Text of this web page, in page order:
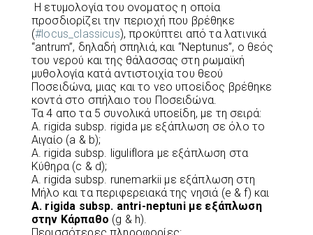
Η ετυμολογία του ονοματος η οποία
προσδιορίζει την περιοχή που βρέθηκε
(#locus_classicus), προκύπτει από τα λατινικά
“antrum”, δηλαδή σπηλιά, και “Neptunus”, ο θεός
του νερού και της θάλασσας στη ρωμαϊκή
μυθολογία κατά αντιστοιχία του θεού
Ποσειδώνα, μιας και το νεο υποείδος βρέθηκε
κοντά στο σπήλαιο του Ποσειδώνα.
Τα 4 απο τα 5 συνολικά υποείδη, με τη σειρά:
A. rigida subsp. rigida με εξάπλωση σε όλο το
Αιγαίο (a & b);
A. rigida subsp. liguliflora με εξάπλωση στα
Κύθηρα (c & d);
A. rigida subsp. runemarkii με εξάπλωση στη
Μήλο και τα περιφερειακά της νησιά (e & f) και
A. rigida subsp. antri-neptuni με εξάπλωση
στην Κάρπαθο (g & h).